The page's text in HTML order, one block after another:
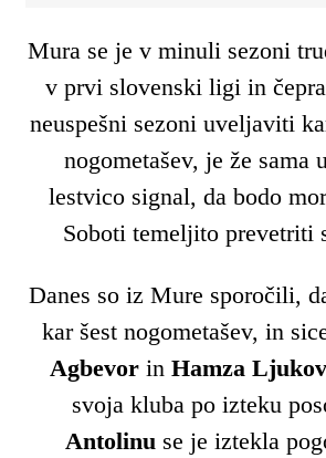
Mura se je v minuli sezoni
v prvi slovenski ligi in
neuspešni sezoni uveljaviti
nogometašev, je že sama
lestvico signal, da bodo
Soboti temeljito prevetriti
Danes so iz Mure sporočili,
kar šest nogometašev, in
Agbevor in Hamza
svoja kluba po izteku
Antolinu se je iztekla